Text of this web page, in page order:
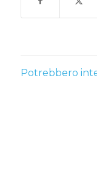
Potrebbero